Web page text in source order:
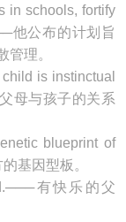
in schools, fortify
他公布的计划旨
管理。
is instinctual
母与孩子的关系
blueprint of
基因型板。
有快乐的父